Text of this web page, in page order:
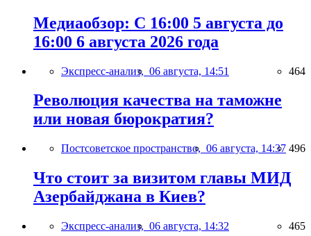
Медиаобзор: С 16:00 5 августа до
16:00 6 августа 2026 года
Экспресс-анализ, 06 августа, 14:51 464
Революция качества на таможне
или новая бюрократия?
Постсоветское пространство, 06 августа, 14:37 496
Что стоит за визитом главы МИД
Азербайджана в Киев?
Экспресс-анализ, 06 августа, 14:32 465